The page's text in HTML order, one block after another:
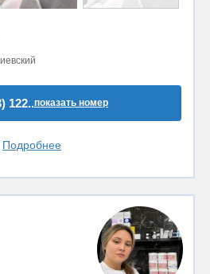
122..показать номер
Подробнее